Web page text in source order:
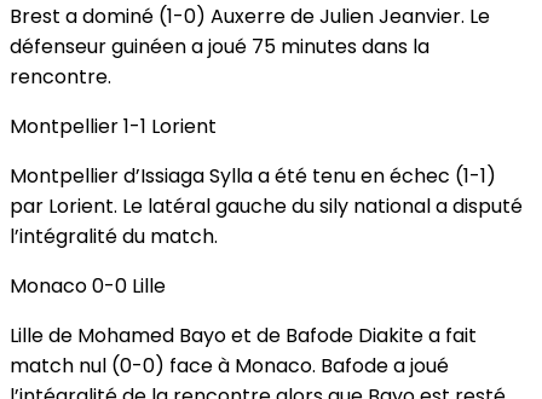
Brest a dominé (1-0) Auxerre de Julien Jeanvier. Le
défenseur guinéen a joué 75 minutes dans la
rencontre.
Montpellier 1-1 Lorient
Montpellier d’Issiaga Sylla a été tenu en échec (1-1)
par Lorient. Le latéral gauche du sily national a disputé
l’intégralité du match.
Monaco 0-0 Lille
Lille de Mohamed Bayo et de Bafode Diakite a fait
match nul (0-0) face à Monaco. Bafode a joué